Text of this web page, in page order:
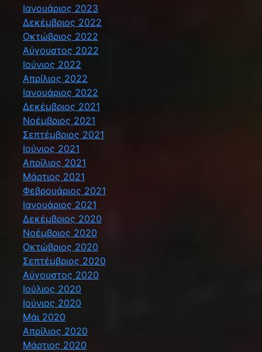
Ιανουάριος 2023
Δεκέμβριος 2022
Οκτώβριος 2022
Αύγουστος 2022
Ιούνιος 2022
Απρίλιος 2022
Ιανουάριος 2022
Δεκέμβριος 2021
Νοέμβριος 2021
Σεπτέμβριος 2021
Ιούνιος 2021
Απρίλιος 2021
Μάρτιος 2021
Φεβρουάριος 2021
Ιανουάριος 2021
Δεκέμβριος 2020
Νοέμβριος 2020
Οκτώβριος 2020
Σεπτέμβριος 2020
Αύγουστος 2020
Ιούλιος 2020
Ιούνιος 2020
Μάι 2020
Απρίλιος 2020
Μάρτιος 2020